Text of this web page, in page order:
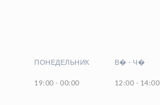
ПОНЕДЕЛЬНИК
19:00 - 00:00
В� - Ч�
12:00 - 14:00